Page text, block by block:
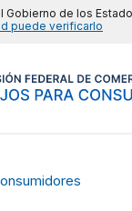
Gobierno de los
puede verificarlo